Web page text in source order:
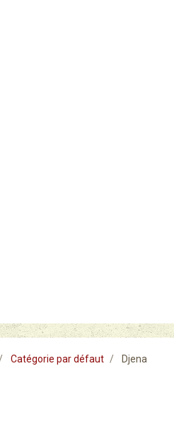
Catégorie par défaut Djena